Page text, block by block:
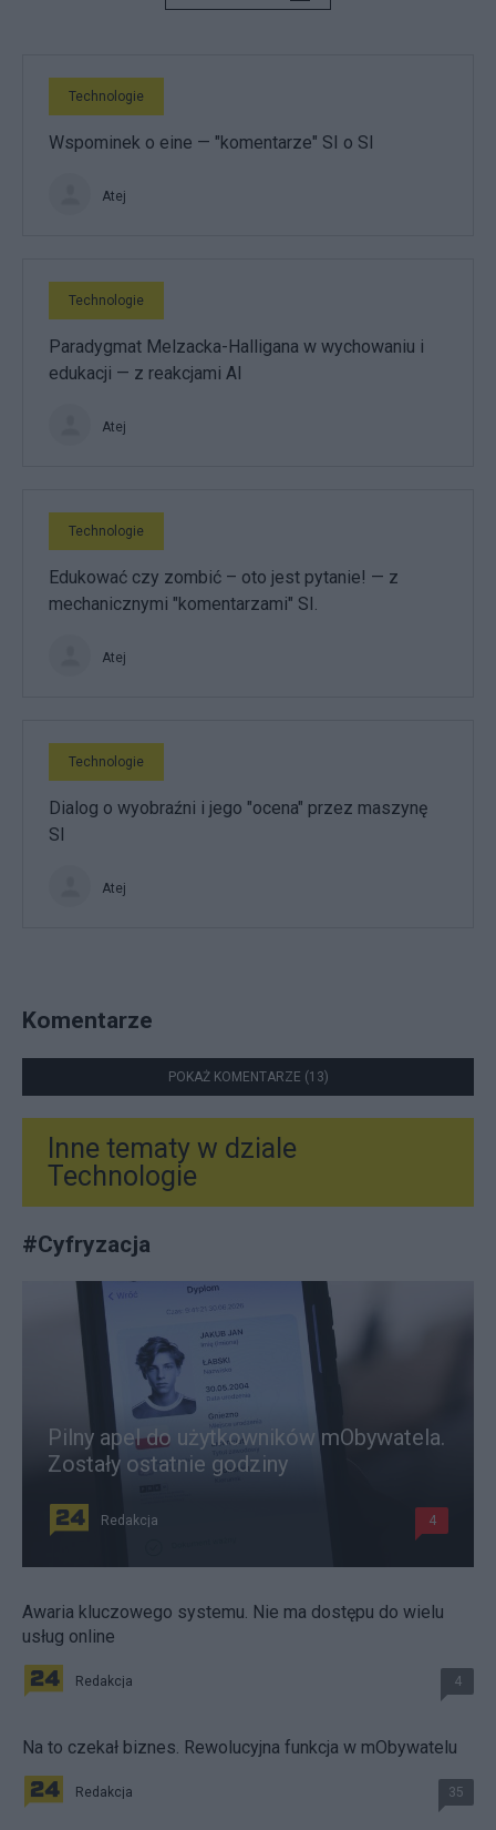
Technologie
Wspominek o eine — "komentarze" SI o SI
Atej
Technologie
Paradygmat Melzacka-Halligana w wychowaniu i
edukacji — z reakcjami AI
Atej
Technologie
Edukować czy zombić – oto jest pytanie! — z
mechanicznymi "komentarzami" SI.
Atej
Technologie
Dialog o wyobraźni i jego "ocena" przez maszynę
SI
Atej
Komentarze
POKAŻ KOMENTARZE (13)
Inne tematy w dziale
Technologie
#Cyfryzacja
Pilny apel do użytkowników mObywatela.
Zostały ostatnie godziny
Redakcja 4
Awaria kluczowego systemu. Nie ma dostępu do wielu
usług online
Redakcja 4
Na to czekał biznes. Rewolucyjna funkcja w mObywatelu
Redakcja 35